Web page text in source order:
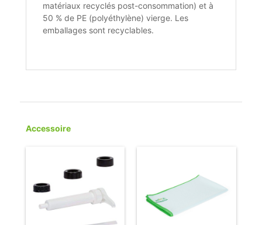
matériaux recyclés post-consommation) et à
50 % de PE (polyéthylène) vierge. Les
emballages sont recyclables.
Accessoire